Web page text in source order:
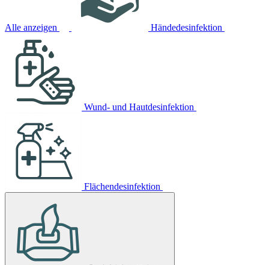
Alle anzeigen Händedesinfektion
Wund- und Hautdesinfektion
Flächendesinfektion